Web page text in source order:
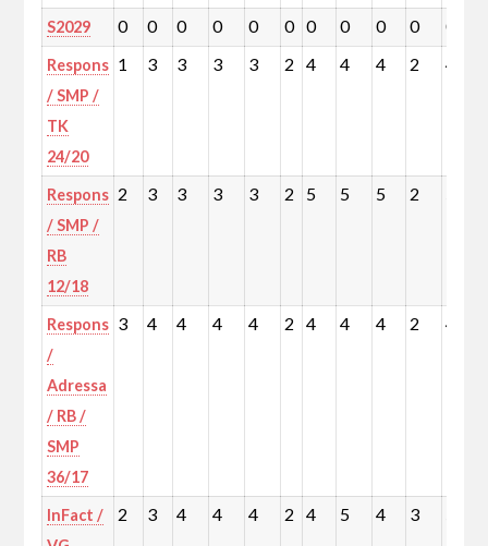
S2029 0 0 0 0 0 0 0 0 0 0 0
Respons
/ SMP /
TK
24/20
1 3 3 3 3 2 4 4 4 2 4
Respons
/ SMP /
RB
12/18
2 3 3 3 3 2 5 5 5 2
Respons
/
Adressa
/ RB /
SMP
36/17
3 4 4 4 4 2 4 4 4 2 4
InFact /
2 3 4 4 4 2 4 5 4 3